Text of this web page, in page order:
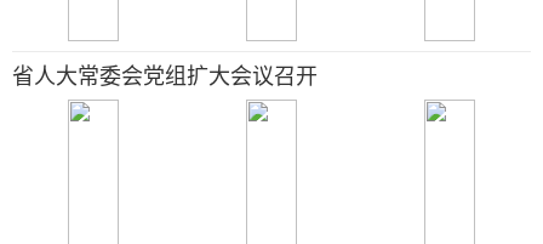
省人大常委会党组扩大会议召开